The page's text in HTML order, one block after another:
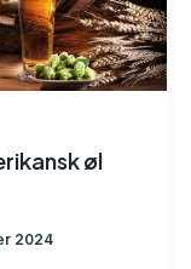
øl
2024